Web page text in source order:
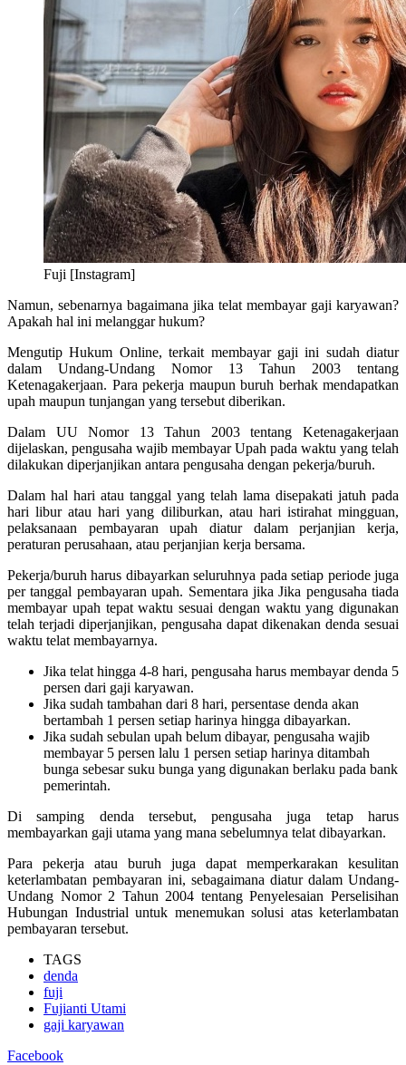
Fuji [Instagram]
Namun, sebenarnya bagaimana jika telat membayar gaji karyawan?
Apakah hal ini melanggar hukum?
Mengutip Hukum Online, terkait membayar gaji ini sudah diatur
dalam Undang-Undang Nomor 13 Tahun 2003 tentang
Ketenagakerjaan. Para pekerja maupun buruh berhak mendapatkan
upah maupun tunjangan yang tersebut diberikan.
Dalam UU Nomor 13 Tahun 2003 tentang Ketenagakerjaan
dijelaskan, pengusaha wajib membayar Upah pada waktu yang telah
dilakukan diperjanjikan antara pengusaha dengan pekerja/buruh.
Dalam hal hari atau tanggal yang telah lama disepakati jatuh pada
hari libur atau hari yang diliburkan, atau hari istirahat mingguan,
pelaksanaan pembayaran upah diatur dalam perjanjian kerja,
peraturan perusahaan, atau perjanjian kerja bersama.
Pekerja/buruh harus dibayarkan seluruhnya pada setiap periode juga
per tanggal pembayaran upah. Sementara jika Jika pengusaha tiada
membayar upah tepat waktu sesuai dengan waktu yang digunakan
telah terjadi diperjanjikan, pengusaha dapat dikenakan denda sesuai
waktu telat membayarnya.
Jika telat hingga 4-8 hari, pengusaha harus membayar denda 5
persen dari gaji karyawan.
Jika sudah tambahan dari 8 hari, persentase denda akan
bertambah 1 persen setiap harinya hingga dibayarkan.
Jika sudah sebulan upah belum dibayar, pengusaha wajib
membayar 5 persen lalu 1 persen setiap harinya ditambah
bunga sebesar suku bunga yang digunakan berlaku pada bank
pemerintah.
Di samping denda tersebut, pengusaha juga tetap harus
membayarkan gaji utama yang mana sebelumnya telat dibayarkan.
Para pekerja atau buruh juga dapat memperkarakan kesulitan
keterlambatan pembayaran ini, sebagaimana diatur dalam Undang-
Undang Nomor 2 Tahun 2004 tentang Penyelesaian Perselisihan
Hubungan Industrial untuk menemukan solusi atas keterlambatan
pembayaran tersebut.
TAGS
denda
fuji
Fujianti Utami
gaji karyawan
Facebook